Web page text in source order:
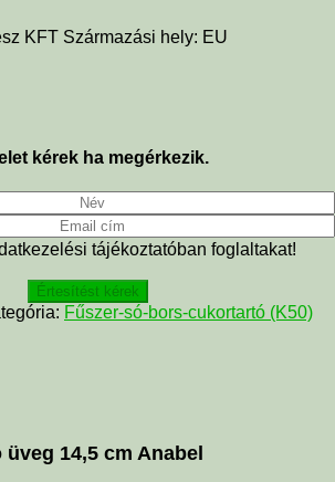
KFT Származási hely: EU
kérek ha megérkezik.
tájékoztatóban foglaltakat!
Értesítést kérek
Fűszer-só-bors-cukortartó (K50)
14,5 cm Anabel